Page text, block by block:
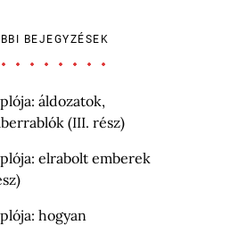
BEJEGYZÉSEK
áldozatok,
(III. rész)
elrabolt emberek
hogyan